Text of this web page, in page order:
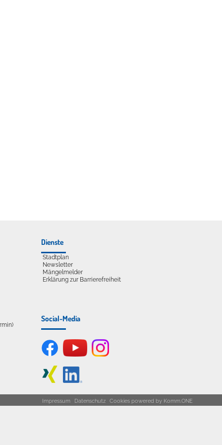
im Solebecken?
Dienste
Stadtplan
Newsletter
Mängelmelder
Erklärung zur Barrierefreiheit
Social-Media
Impressum Datenschutz Cookies powered by Komm.ONE